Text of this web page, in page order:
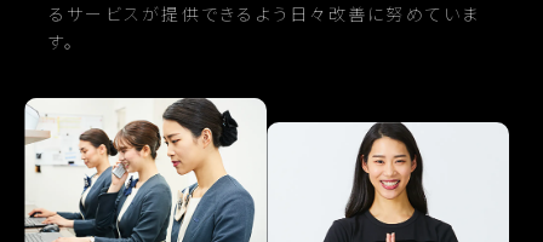
るサービスが提供できるよう日々改善に努めていま
す。